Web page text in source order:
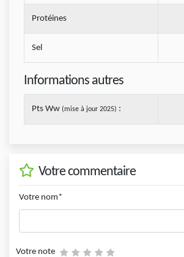
Protéines
Sel
Informations autres
Pts Ww (mise à jour 2025) :
Votre commentaire
Votre nom*
Votre note